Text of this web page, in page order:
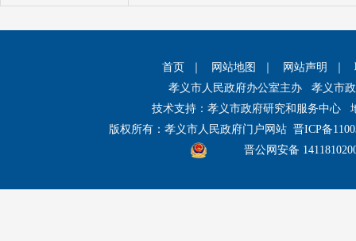
首页 网站地图 网站声明
孝义市人民政府办公室主办 孝义市
技术支持：孝义市政府研究和服务中心
版权所有：孝义市人民政府门户网站 晋ICP备
晋公网安备